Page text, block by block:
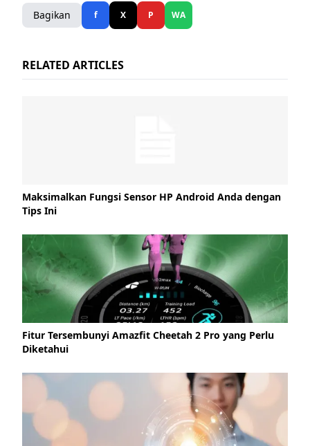
Bagikan f X P WA
RELATED ARTICLES
Maksimalkan Fungsi Sensor HP Android Anda dengan
Tips Ini
Fitur Tersembunyi Amazfit Cheetah 2 Pro yang Perlu
Diketahui